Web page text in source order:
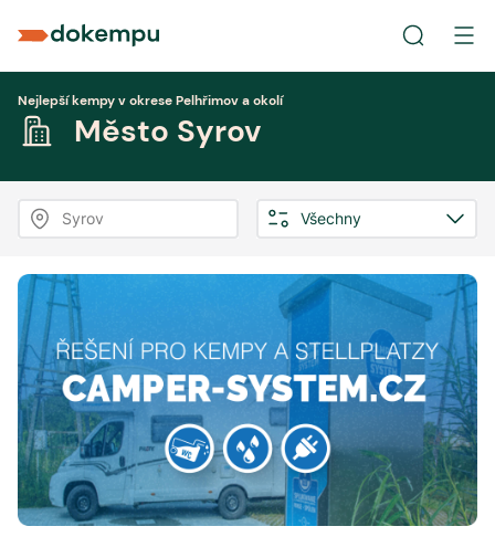
Nejlepší kempy v okrese Pelhřimov a okolí
Město Syrov
Syrov Všechny